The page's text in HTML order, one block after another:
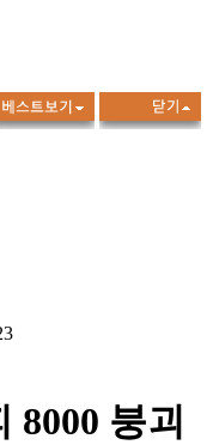
8000 붕괴